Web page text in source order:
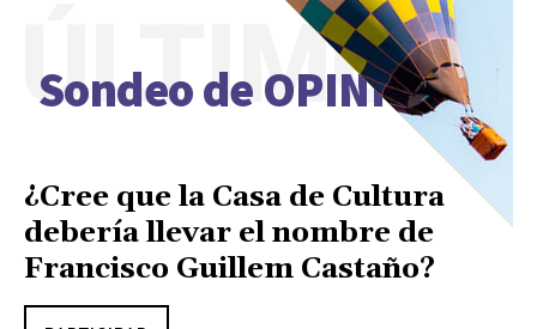
Sondeo de OPINIÓN
ÚLTIMO
¿Cree que la Casa de Cultura
debería llevar el nombre de
Francisco Guillem Castaño?